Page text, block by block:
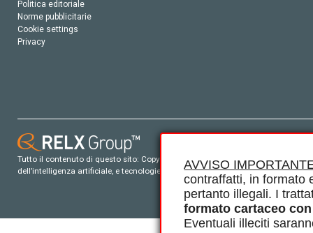
AVVISO
contraffatti, in formato
pertanto illegali. I
formato cartaceo
Eventuali illeciti
Politica editoriale
Norme pubblicitarie
Cookie settings
Privacy
Tutto il contenuto di questo sito: Copyright © 2026 Elsevier, i suoi
dell’intelligenza artificiale, e tecnologie simili. Per tutto il contenuto ‘open